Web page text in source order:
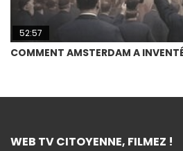
52:57
COMMENT AMSTERDAM A
WEB TV CITOYENNE, FILMEZ !